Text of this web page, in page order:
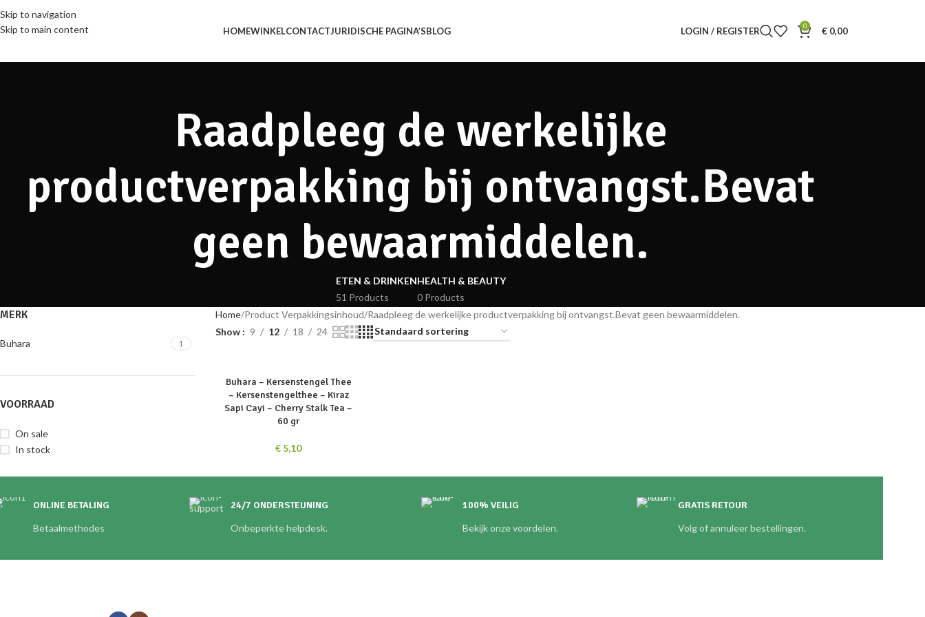
Skip to navigation
Skip to main content
HOMEWINKELCONTACTJURIDISCHE PAGINA’SBLOG LOGIN / REGISTER 0 € 0,00
Raadpleeg de werkelijke
productverpakking bij ontvangst.Bevat
geen bewaarmiddelen.
ETEN & DRINKEN
51 Products
HEALTH & BEAUTY
0 Products
MERK
Buhara 1
VOORRAAD
On sale
In stock
Home Product Verpakkingsinhoud Raadpleeg de werkelijke productverpakking bij ontvangst.Bevat geen bewaarmiddelen.
Show
9 12 18 24
SOLD
Buhara – Kersenstengel Thee
– Kersenstengelthee – Kiraz
Sapi Cayi – Cherry Stalk Tea –
60 gr
€ 5,10
ONLINE BETALING
Betaalmethodes
24/7 ONDERSTEUNING
Onbeperkte helpdesk.
100% VEILIG
Bekijk onze voordelen.
GRATIS RETOUR
Volg of annuleer bestellingen.